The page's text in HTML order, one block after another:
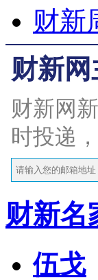
财新
财新
财新网
时投递
财新名
伍戈